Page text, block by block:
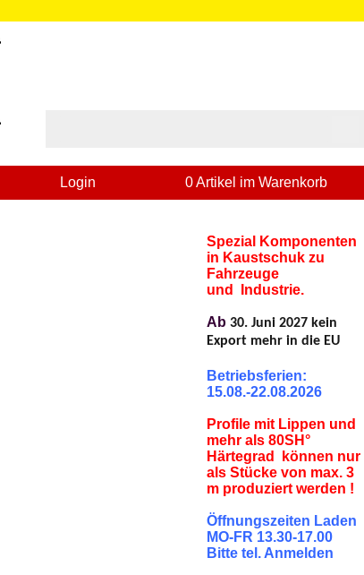
Login 0 Artikel im Warenkorb
Spezial Komponenten
in Kaustschuk zu
Fahrzeuge
und Industrie.
Ab 30. Juni 2027 kein
Export mehr in die EU
Betriebsferien:
15.08.-22.08.2026
Profile mit Lippen und
mehr als 80SH°
Härtegrad können nur
als Stücke von max. 3
m produziert werden !
Öffnungszeiten Laden
MO-FR 13.30-17.00
Bitte tel. Anmelden